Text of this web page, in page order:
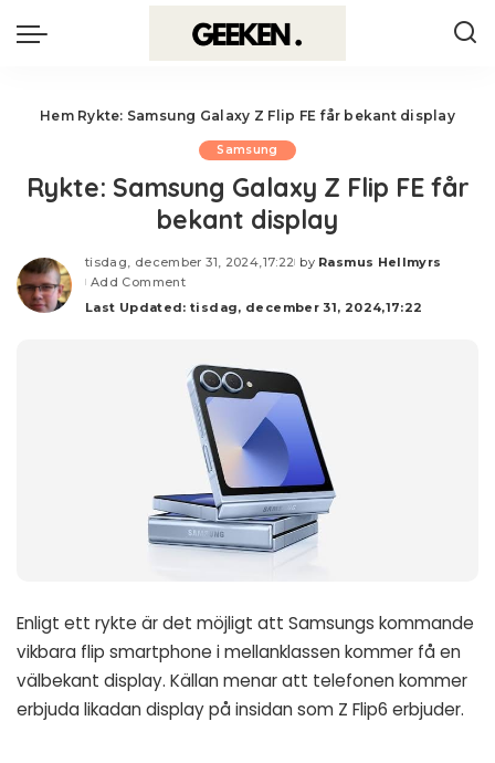
Hem Rykte: Samsung Galaxy Z Flip FE får bekant display
Samsung
Rykte: Samsung Galaxy Z Flip FE får
bekant display
tisdag, december 31, 2024,17:22
Posted
by Rasmus Hellmyrs
Add Comment
Last Updated: tisdag, december 31, 2024,17:22
Enligt ett rykte är det möjligt att Samsungs kommande
vikbara flip smartphone i mellanklassen kommer få en
välbekant display. Källan menar att telefonen kommer
erbjuda likadan display på insidan som Z Flip6 erbjuder.